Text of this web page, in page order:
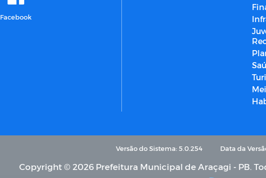
Facebook
Versão do Sistema: 5.0.254 Data da
Copyright © 2026 Prefeitura Municipal de Araçagi - PB.